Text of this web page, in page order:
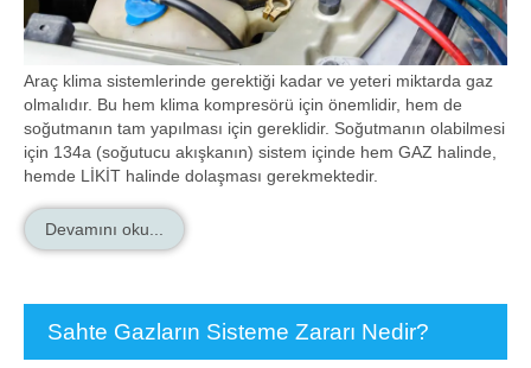
Araç klima sistemlerinde gerektiği kadar ve yeteri miktarda gaz
olmalıdır. Bu hem klima kompresörü için önemlidir, hem de
soğutmanın tam yapılması için gereklidir. Soğutmanın olabilmesi
için 134a (soğutucu akışkanın) sistem içinde hem GAZ halinde,
hemde LİKİT halinde dolaşması gerekmektedir.
Devamını oku...
Sahte Gazların Sisteme Zararı Nedir?